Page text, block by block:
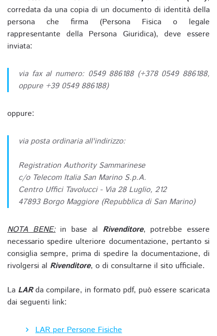
corredata da una copia di un documento di identità della
persona che firma (Persona Fisica o legale
rappresentante della Persona Giuridica), deve essere
inviata:
via fax al numero: 0549 886188 (+378 0549 886188,
oppure +39 0549 886188)
oppure:
via posta ordinaria all'indirizzo:
Registration Authority Sammarinese
c/o Telecom Italia San Marino S.p.A.
Centro Uffici Tavolucci - Via 28 Luglio, 212
47893 Borgo Maggiore (Repubblica di San Marino)
NOTA BENE:in base al Rivenditore, potrebbe essere
necessario spedire ulteriore documentazione, pertanto si
consiglia sempre, prima di spedire la documentazione, di
rivolgersi al Rivenditore, o di consultarne il sito ufficiale.
La LARda compilare, in formato pdf, può essere scaricata
dai seguenti link:
LAR per Persone Fisiche